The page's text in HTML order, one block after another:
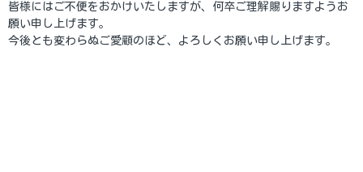
皆様にはご不便をおかけいたしますが、何卒ご理解賜りますようお
願い申し上げます。
今後とも変わらぬご愛顧のほど、よろしくお願い申し上げます。